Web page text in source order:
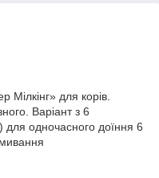
Мілкінг» для корів.
Варіант з 6
для одночасного доїння 6